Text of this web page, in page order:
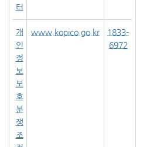
터
개
인
정
보
보
호
분
쟁
조
www.kopico.go.kr
1833-
6972